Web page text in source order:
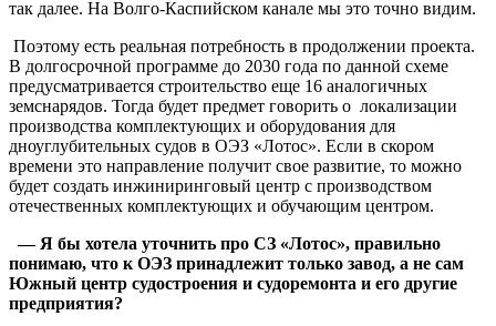
так далее. На Волго-Каспийском канале мы это точно видим.
Поэтому есть реальная потребность в продолжении проекта.
В долгосрочной программе до 2030 года по данной схеме
предусматривается строительство еще 16 аналогичных
земснарядов. Тогда будет предмет говорить о локализации
производства комплектующих и оборудования для
дноуглубительных судов в ОЭЗ «Лотос». Если в скором
времени это направление получит свое развитие, то можно
будет создать инжиниринговый центр с производством
отечественных комплектующих и обучающим центром.
— Я бы хотела уточнить про СЗ «Лотос», правильно
понимаю, что к ОЭЗ принадлежит только завод, а не сам
Южный центр судостроения и судоремонта и его другие
предприятия?